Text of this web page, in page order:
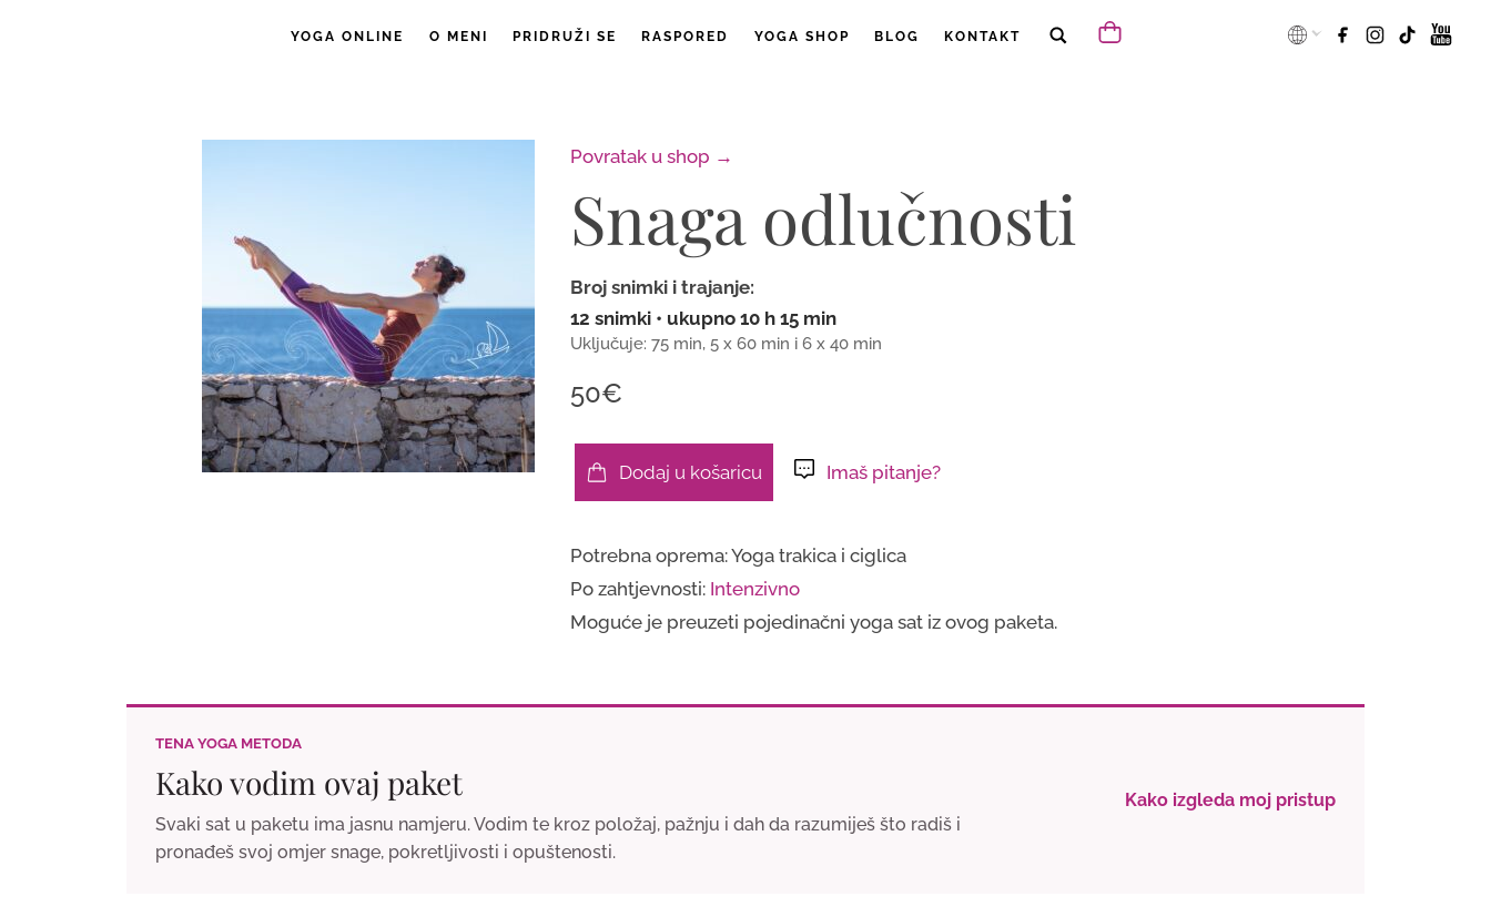
YOGA ONLINE O MENI PRIDRUŽI SE RASPORED YOGA SHOP BLOG KONTAKT
Povratak u shop →
Snaga odlučnosti
Broj snimki i trajanje:
12 snimki • ukupno 10 h 15 min
Uključuje: 75 min, 5 x 60 min i 6 x 40 min
50€
količina
Dodaj u košaricu Imaš pitanje?
Potrebna oprema: Yoga trakica i ciglica
Po zahtjevnosti: Intenzivno
Moguće je preuzeti pojedinačni yoga sat iz ovog paketa.
TENA YOGA METODA
Kako vodim ovaj paket
Svaki sat u paketu ima jasnu namjeru. Vodim te kroz položaj, pažnju i dah da razumiješ što radiš i
pronađeš svoj omjer snage, pokretljivosti i opuštenosti.
Kako izgleda moj pristup